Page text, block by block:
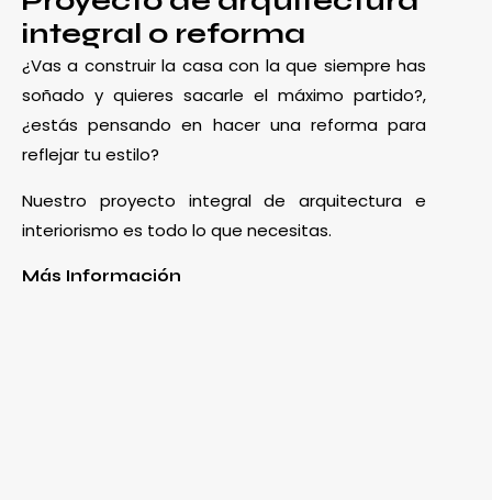
integral o reforma
¿Vas a construir la casa con la que siempre has
soñado y quieres sacarle el máximo partido?,
¿estás pensando en hacer una reforma para
reflejar tu estilo?
Nuestro proyecto integral de arquitectura e
interiorismo es todo lo que necesitas.
Más Información